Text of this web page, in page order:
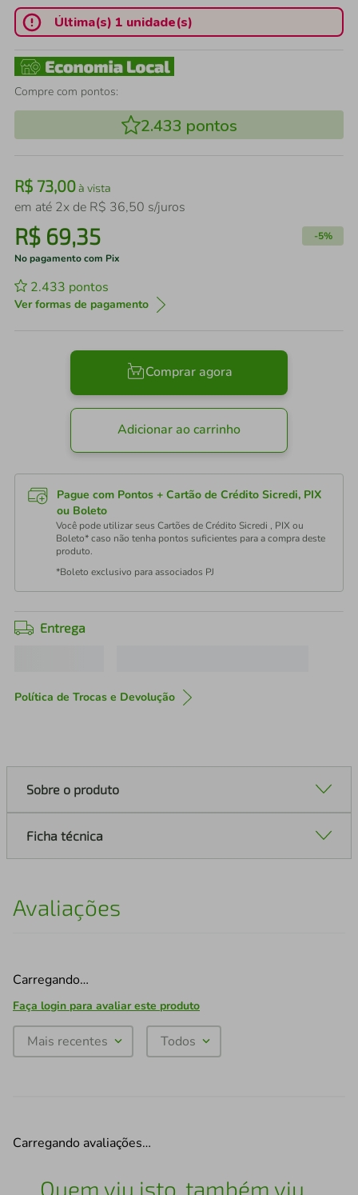
Última(s) 1 unidade(s)
Compre com pontos:
2.433 pontos
R$ 73,00à vista
em até 2x de R$ 36,50 s/juros
R$ 69,35 -5%
No pagamento com Pix
2.433 pontos
Ver formas de pagamento
Comprar agora
Adicionar ao carrinho
Pague com Pontos + Cartão de Crédito Sicredi, PIX
ou Boleto
Você pode utilizar seus Cartões de Crédito Sicredi , PIX ou
Boleto* caso não tenha pontos suficientes para a compra deste
produto.
*Boleto exclusivo para associados PJ
Entrega
Política de Trocas e Devolução
Sobre o produto
Ficha técnica
Avaliações
Carregando…
Faça login para avaliar este produto
Mais recentes Todos
Carregando avaliações…
Quem viu isto, também viu...